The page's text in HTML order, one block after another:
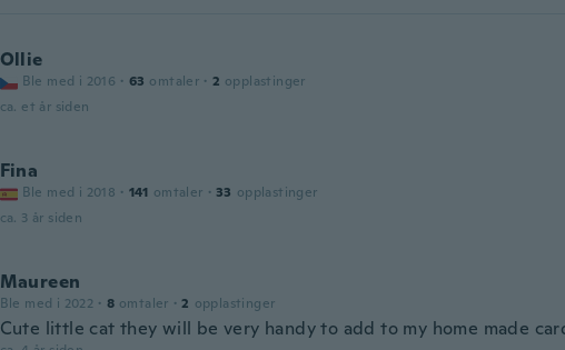
Ollie
Ble med i 2016 · 63 omtaler · 2 opplastinger
ca. et år siden
Fina
Ble med i 2018 · 141 omtaler · 33 opplastinger
ca. 3 år siden
Maureen
Ble med i 2022 · 8 omtaler · 2 opplastinger
Cute little cat they will be very handy to add to my home made